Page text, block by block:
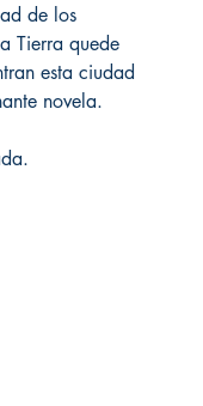
de los
Tierra quede
esta ciudad
novela.